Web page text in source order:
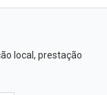
local, prestação